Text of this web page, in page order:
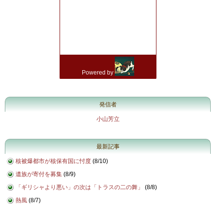
発信者
小山芳立
最新記事
核被爆都市が核保有国に忖度 (8/10)
遺族が寄付を募集 (8/9)
「ギリシャより悪い」の次は「トラスの二の舞」
(8/8)
熱風 (8/7)